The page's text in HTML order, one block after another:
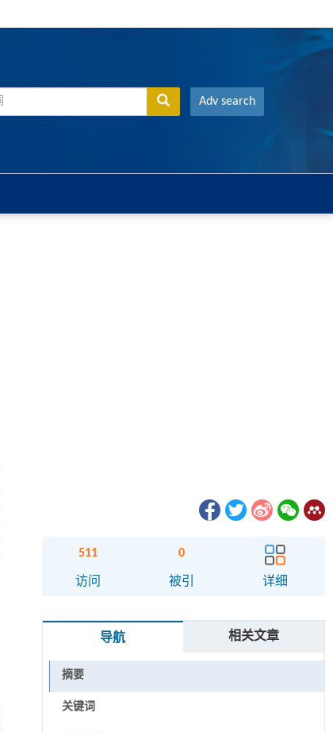
Adv search
511
访问
0
被引 详细
导航 相关文章
摘要
关键词